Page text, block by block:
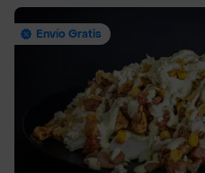
Envío Gratis